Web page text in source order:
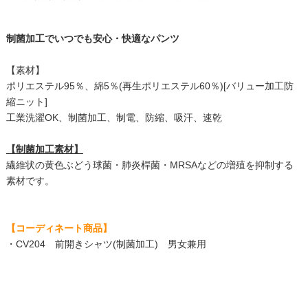
制菌加工でいつでも安心・快適なパンツ
【素材】
ポリエステル95％、綿5％(再生ポリエステル60％)[バリュー加工防
縮ニット]
工業洗濯OK、制菌加工、制電、防縮、吸汗、速乾
【制菌加工素材】
繊維状の黄色ぶどう球菌・肺炎桿菌・MRSAなどの増殖を抑制する
素材です。
【コーディネート商品】
・ CV204 前開きシャツ(制菌加工) 男女兼用